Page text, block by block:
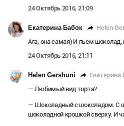
24 Октябрь 2016, 21:09
Екатерина Бабок Helen
Ага, она самая) И пьем шоколад,
24 Октябрь 2016, 21:11
Helen Gershuni Екатерина
— Любимый вид торта?
— Шоколадный с шоколадом. С
шоколадной крошкой сверху. И